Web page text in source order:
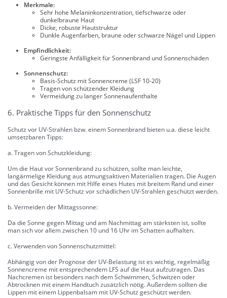
Merkmale:
Sehr hohe Melaninkonzentration, tiefschwarze oder
dunkelbraune Haut
Dicke, robuste Hautstruktur
Dunkle Augenfarben, braune oder schwarze Nägel und Lippen
Empfindlichkeit:
Geringste Anfälligkeit für Sonnenbrand und Sonnenschäden
Sonnenschutz:
Basis-Schutz mit Sonnencreme (LSF 10-20)
Tragen von schützender Kleidung
Vermeidung zu langer Sonnenaufenthalte
6. Praktische Tipps für den Sonnenschutz
Schutz vor UV-Strahlen bzw. einem Sonnenbrand bieten u.a. diese leicht
umsetzbaren Tipps:
a. Tragen von Schutzkleidung:
Um die Haut vor Sonnenbrand zu schützen, sollte man leichte,
langärmelige Kleidung aus atmungsaktiven Materialien tragen. Die Augen
und das Gesicht können mit Hilfe eines Hutes mit breitem Rand und einer
Sonnenbrille mit UV-Schutz vor schädlichen UV-Strahlen geschützt werden.
b. Vermeiden der Mittagssonne:
Da die Sonne gegen Mittag und am Nachmittag am stärksten ist, sollte
man sich vor allem zwischen 10 und 16 Uhr im Schatten aufhalten.
c. Verwenden von Sonnenschutzmittel:
Abhängig von der Prognose der UV-Belastung ist es wichtig, regelmäßig
Sonnencreme mit entsprechendem LFS auf die Haut aufzutragen. Das
Nachcremen ist besonders nach dem Schwimmen, Schwitzen oder
Abtrocknen mit einem Handtuch zusätzlich nötig. Außerdem sollten die
Lippen mit einem Lippenbalsam mit UV-Schutz geschützt werden.